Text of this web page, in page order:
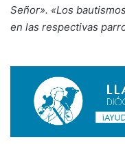
Señor». «Los
en las respectivas